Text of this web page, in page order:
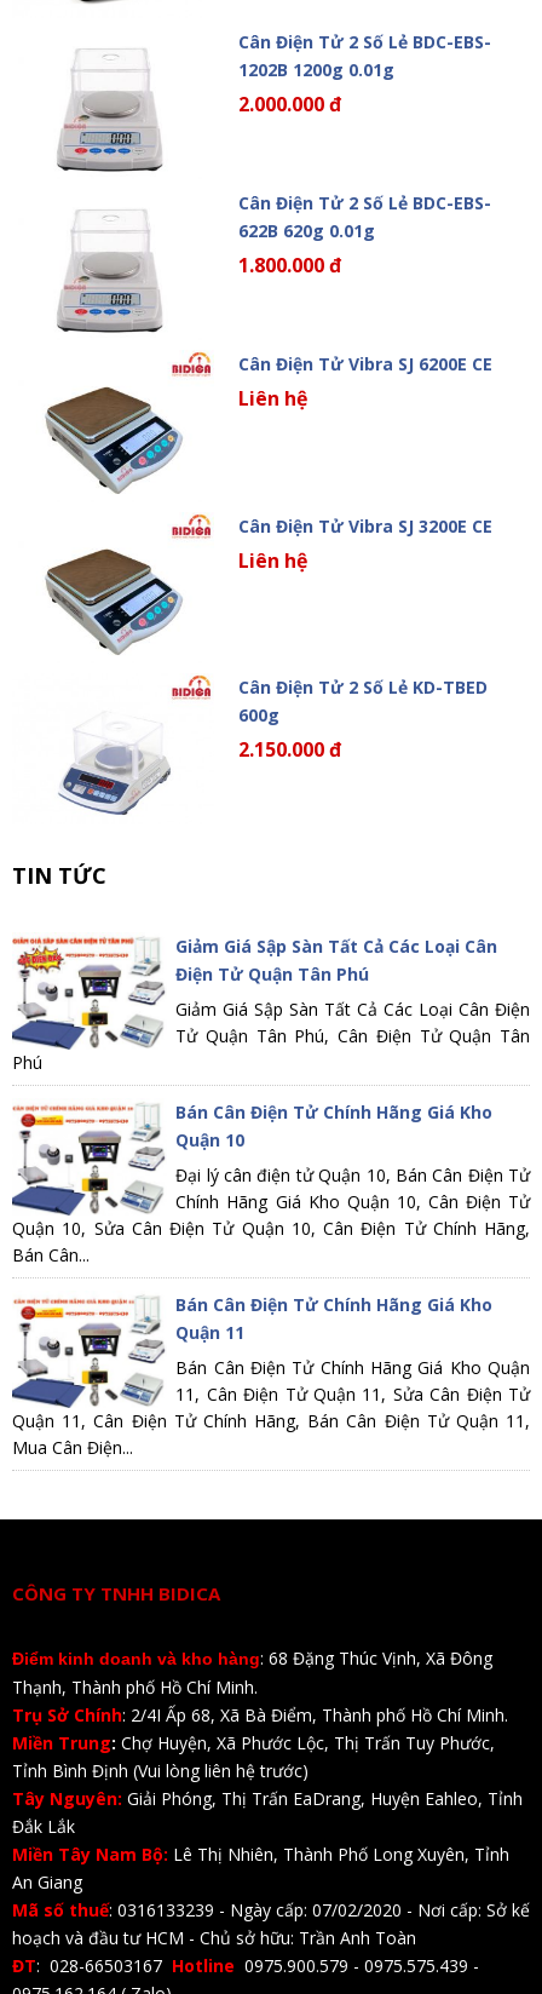
Cân Điện Tử 2 Số Lẻ BDC-EBS-
1202B 1200g 0.01g
2.000.000 đ
Cân Điện Tử 2 Số Lẻ BDC-EBS-
622B 620g 0.01g
1.800.000 đ
Cân Điện Tử Vibra SJ 6200E CE
Liên hệ
Cân Điện Tử Vibra SJ 3200E CE
Liên hệ
Cân Điện Tử 2 Số Lẻ KD-TBED
600g
2.150.000 đ
TIN TỨC
Giảm Giá Sập Sàn Tất Cả Các Loại Cân
Điện Tử Quận Tân Phú
Giảm Giá Sập Sàn Tất Cả Các Loại Cân Điện
Tử Quận Tân Phú, Cân Điện Tử Quận Tân
Phú
Bán Cân Điện Tử Chính Hãng Giá Kho
Quận 10
Đại lý cân điện tử Quận 10, Bán Cân Điện Tử
Chính Hãng Giá Kho Quận 10, Cân Điện Tử
Quận 10, Sửa Cân Điện Tử Quận 10, Cân Điện Tử Chính Hãng,
Bán Cân...
Bán Cân Điện Tử Chính Hãng Giá Kho
Quận 11
Bán Cân Điện Tử Chính Hãng Giá Kho Quận
11, Cân Điện Tử Quận 11, Sửa Cân Điện Tử
Quận 11, Cân Điện Tử Chính Hãng, Bán Cân Điện Tử Quận 11,
Mua Cân Điện...
CÔNG TY TNHH BIDICA
Điểm kinh doanh và kho hàng: 68 Đặng Thúc Vịnh, Xã Đông
Thạnh, Thành phố Hồ Chí Minh.
Trụ Sở Chính: 2/4I Ấp 68, Xã Bà Điểm, Thành phố Hồ Chí Minh.
Miền Trung: Chợ Huyện, Xã Phước Lộc, Thị Trấn Tuy Phước,
Tỉnh Bình Định (Vui lòng liên hệ trước)
Tây Nguyên: Giải Phóng, Thị Trấn EaDrang, Huyện Eahleo, Tỉnh
Đắk Lắk
Miền Tây Nam Bộ: Lê Thị Nhiên, Thành Phố Long Xuyên, Tỉnh
An Giang
Mã số thuế: 0316133239 - Ngày cấp: 07/02/2020 - Nơi cấp: Sở kế
hoạch và đầu tư HCM - Chủ sở hữu: Trần Anh Toàn
ĐT: 028-66503167 Hotline 0975.900.579 - 0975.575.439 -